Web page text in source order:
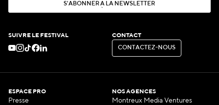
S'ABON N ER À LA N EWSLE ER
SUIVRE LE FESTIVAL CONTACT
CON ACT EZ-N OUS
CONTACTEZ-NOUS
ESPACE PRO
Presse
NOS AGENCES
Montreux Media Ventures